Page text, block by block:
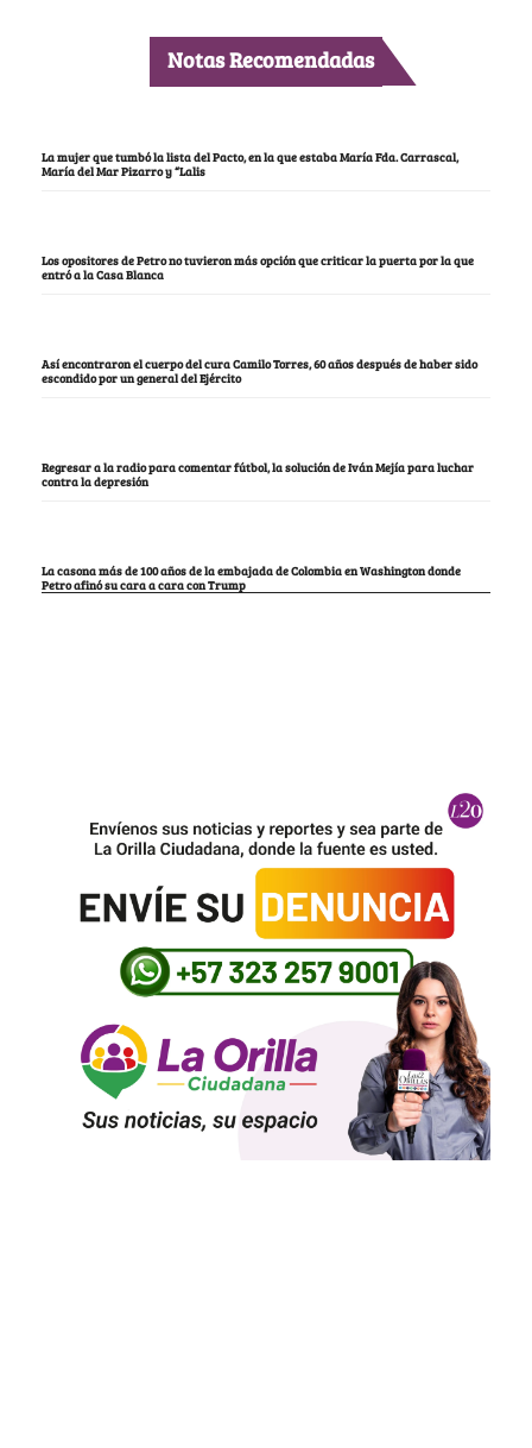
Notas Recomendadas
La mujer que tumbó la lista del Pacto, en la que estaba María Fda. Carrascal,
María del Mar Pizarro y “Lalis
Los opositores de Petro no tuvieron más opción que criticar la puerta por la que
entró a la Casa Blanca
Así encontraron el cuerpo del cura Camilo Torres, 60 años después de haber sido
escondido por un general del Ejército
Regresar a la radio para comentar fútbol, la solución de Iván Mejía para luchar
contra la depresión
La casona más de 100 años de la embajada de Colombia en Washington donde
Petro afinó su cara a cara con Trump